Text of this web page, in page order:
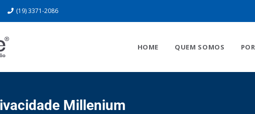
(19) 3371-2086
HOME QUEM SOMOS
Millenium